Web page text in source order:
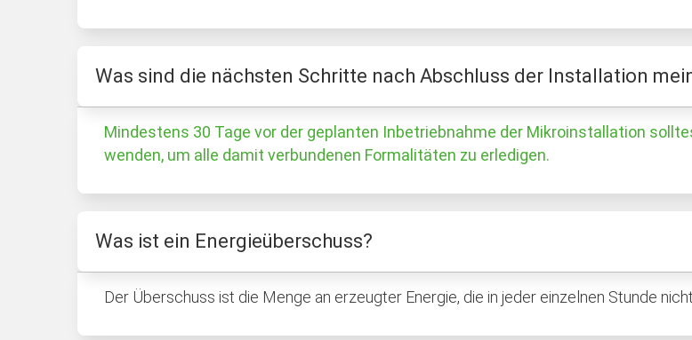
Was sind die nächsten Schritte nach Abschluss der Installation
Mindestens 30 Tage vor der geplanten Inbetriebnahme der Mikroinstallation
wenden, um alle damit verbundenen Formalitäten zu erledigen.
Was ist ein Energieüberschuss?
Der Überschuss ist die Menge an erzeugter Energie, die in jeder einzelnen Stunde